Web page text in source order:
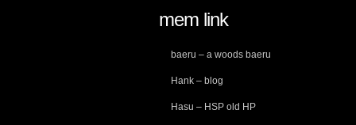
mem link
baeru – a woods baeru
Hank – blog
Hasu – HSP old HP